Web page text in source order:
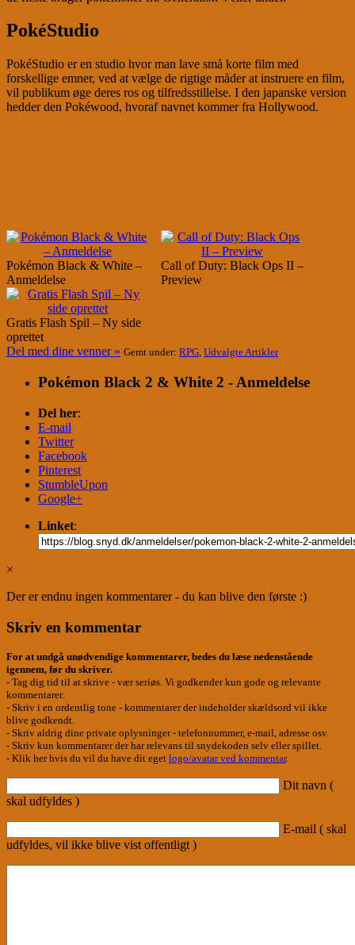
PokéStudio
PokéStudio er en studio hvor man lave små korte film med
forskellige emner, ved at vælge de rigtige måder at instruere en film,
vil publikum øge deres ros og tilfredsstillelse. I den japanske version
hedder den Pokéwood, hvoraf navnet kommer fra Hollywood.
Pokémon Black & White –
Anmeldelse
Call of Duty: Black Ops II –
Preview
Gratis Flash Spil – Ny side
oprettet
Del med dine venner » Gemt under: RPG, Udvalgte Artikler
Pokémon Black 2 & White 2 - Anmeldelse
Del her:
E-mail
Twitter
Facebook
Pinterest
StumbleUpon
Google+
Linket:
×
Der er endnu ingen kommentarer - du kan blive den første :)
Skriv en kommentar
For at undgå unødvendige kommentarer, bedes du læse nedenstående
igennem, før du skriver.
- Tag dig tid til at skrive - vær seriøs. Vi godkender kun gode og relevante
kommentarer.
- Skriv i en ordentlig tone - kommentarer der indeholder skældsord vil ikke
blive godkendt.
- Skriv aldrig dine private oplysninger - telefonnummer, e-mail, adresse osv.
- Skriv kun kommentarer der har relevans til snydekoden selv eller spillet.
- Klik her hvis du vil du have dit eget logo/avatar ved kommentar.
Dit navn (
skal udfyldes )
E-mail ( skal
udfyldes, vil ikke blive vist offentligt )